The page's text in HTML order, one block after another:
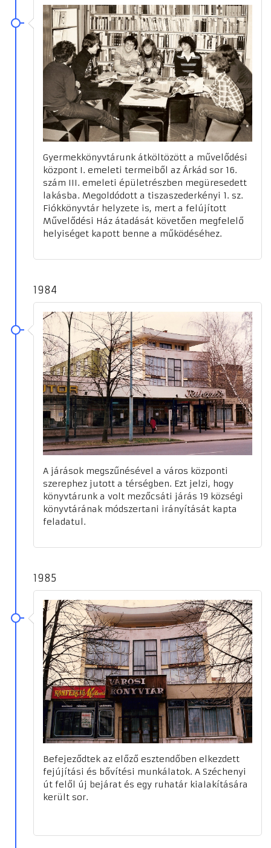
Gyermekkönyvtárunk átköltözött a művelődési
központ I. emeleti termeiből az Árkád sor 16.
szám III. emeleti épületrészben megüresedett
lakásba. Megoldódott a tiszaszederkényi 1. sz.
Fiókkönyvtár helyzete is, mert a felújított
Művelődési Ház átadását követően megfelelő
helyiséget kapott benne a működéséhez.
1984
A járások megszűnésével a város központi
szerephez jutott a térségben. Ezt jelzi, hogy
könyvtárunk a volt mezőcsáti járás 19 községi
könyvtárának módszertani irányítását kapta
feladatul.
1985
Befejeződtek az előző esztendőben elkezdett
fejújítási és bővítési munkálatok. A Széchenyi
út felől új bejárat és egy ruhatár kialakítására
került sor.